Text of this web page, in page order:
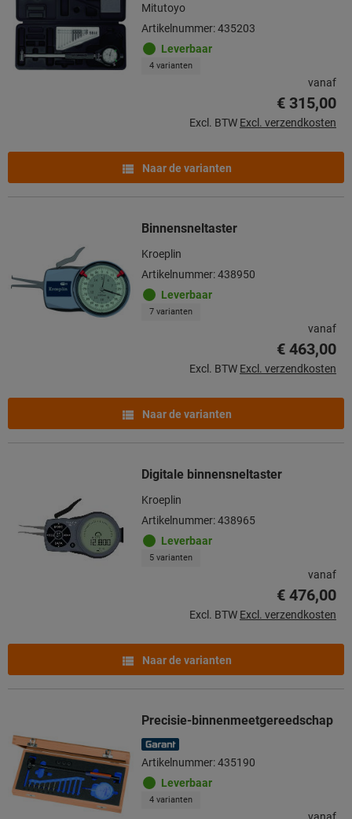
Mitutoyo
Artikelnummer: 435203
Leverbaar
4 varianten
vanaf
€ 315,00
Excl. BTW Excl. verzendkosten
Naar de varianten
Binnensneltaster
Kroeplin
Artikelnummer: 438950
Leverbaar
7 varianten
vanaf
€ 463,00
Excl. BTW Excl. verzendkosten
Naar de varianten
Digitale binnensneltaster
Kroeplin
Artikelnummer: 438965
Leverbaar
5 varianten
vanaf
€ 476,00
Excl. BTW Excl. verzendkosten
Naar de varianten
Precisie-binnenmeetgereedschap
Artikelnummer: 435190
Leverbaar
4 varianten
vanaf